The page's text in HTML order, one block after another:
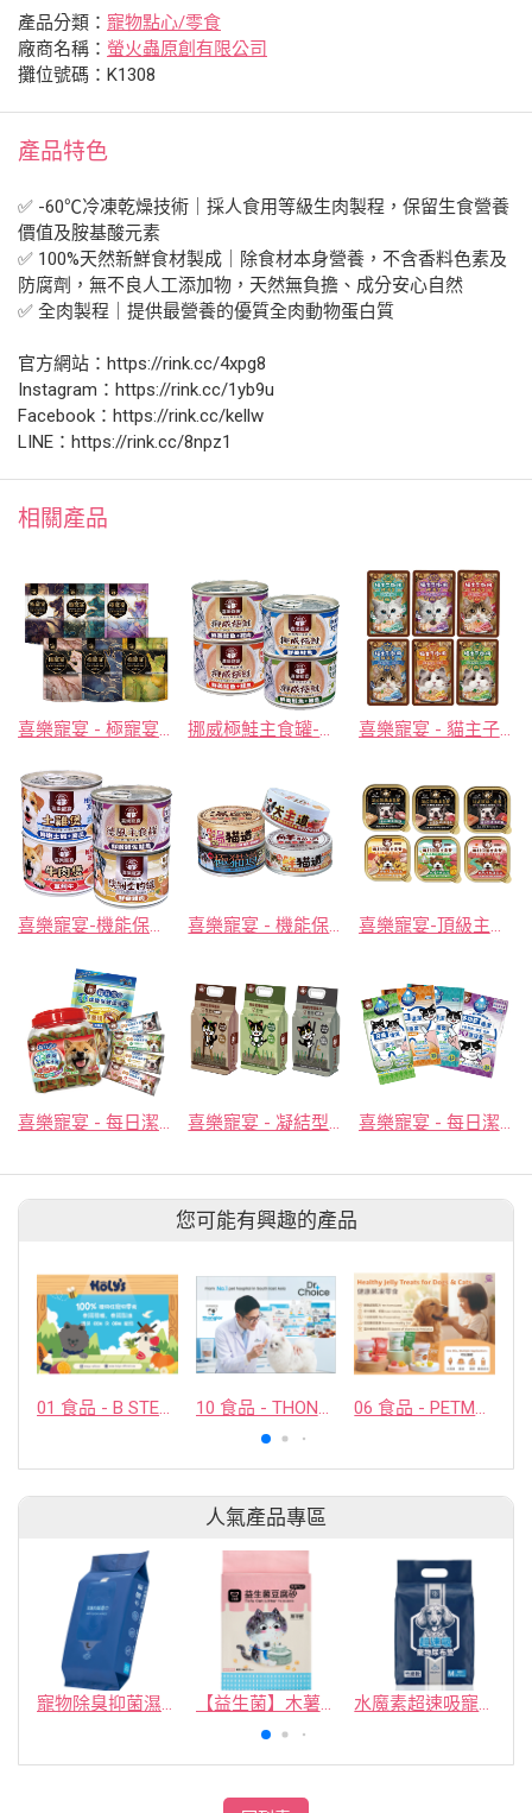
產品分類： 寵物點心/零食
廠商名稱： 螢火蟲原創有限公司
攤位號碼：K1308
產品特色
✅ -60℃冷凍乾燥技術｜採人食用等級生肉製程，保留生食營養
價值及胺基酸元素
✅ 100%天然新鮮食材製成｜除食材本身營養，不含香料色素及
防腐劑，無不良人工添加物，天然無負擔、成分安心自然
✅ 全肉製程｜提供最營養的優質全肉動物蛋白質
官方網站：https://rink.cc/4xpg8
Instagram：https://rink.cc/1yb9u
Facebook：https://rink.cc/kellw
LINE：https://rink.cc/8npz1
相關產品
喜樂寵宴 - 極寵宴生食冷凍乾燥貓狗主食糧 挪威極鮭主食罐-魚油護航全能補給 165g 喜樂寵宴 - 貓主子御用無膠鮮湯包
喜樂寵宴-機能保健狗狗罐頭(德國主食、澳洲全肉、原肉煲) 165g 喜樂寵宴 - 機能保健貓咪狗狗主食罐頭(極貓道、湯貓道、鮮貓道、犬王道) 喜樂寵宴-頂級主食狗餐盒(法式頂級主食餐 / 鄉村田園主食餐)
您可能有興趣的產品
01 食品 - B STELLAR COMPANY LIMITED 10 食品 - THONGLOR PET HOSJPITAL CO., LTD. 06 食品 - PETMYLI COMPANY LIMITED
人氣產品專區
寵物除臭抑菌濕紙巾／30抽／無味【4包100】 【益生菌】木薯豆腐砂/豆腐砂 (1包最低$119起)抽貓砂機 水魔素超速吸寵物尿布墊買1送1